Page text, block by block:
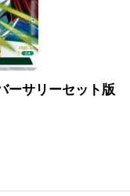
ーサリーセット版